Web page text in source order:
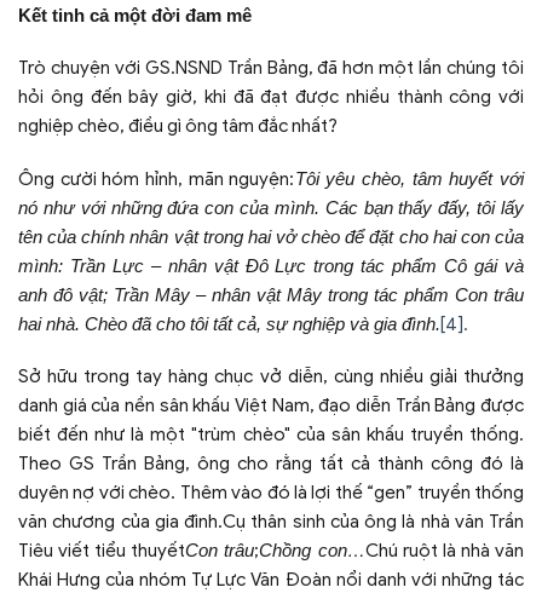
Kết tinh cả một đời đam mê
Trò chuyện với GS.NSND Trần Bảng, đã hơn một lần chúng tôi
hỏi ông đến bây giờ, khi đã đạt được nhiều thành công với
nghiệp chèo, điều gì ông tâm đắc nhất?
Ông cười hóm hỉnh, mãn nguyện:Tôi yêu chèo, tâm huyết với
nó như với những đứa con của mình. Các bạn thấy đấy, tôi lấy
tên của chính nhân vật trong hai vở chèo để đặt cho hai con của
mình: Trần Lực – nhân vật Đô Lực trong tác phẩm Cô gái và
anh đô vật; Trần Mây – nhân vật Mây trong tác phẩm Con trâu
hai nhà. Chèo đã cho tôi tất cả, sự nghiệp và gia đình.[4].
Sở hữu trong tay hàng chục vở diễn, cùng nhiều giải thưởng
danh giá của nền sân khấu Việt Nam, đạo diễn Trần Bảng được
biết đến như là một "trùm chèo" của sân khấu truyền thống.
Theo GS Trần Bảng, ông cho rằng tất cả thành công đó là
duyên nợ với chèo. Thêm vào đó là lợi thế “gen” truyền thống
văn chương của gia đình.Cụ thân sinh của ông là nhà văn Trần
Tiêu viết tiểu thuyếtCon trâu;Chồng con…Chú ruột là nhà văn
Khái Hưng của nhóm Tự Lực Văn Đoàn nổi danh với những tác